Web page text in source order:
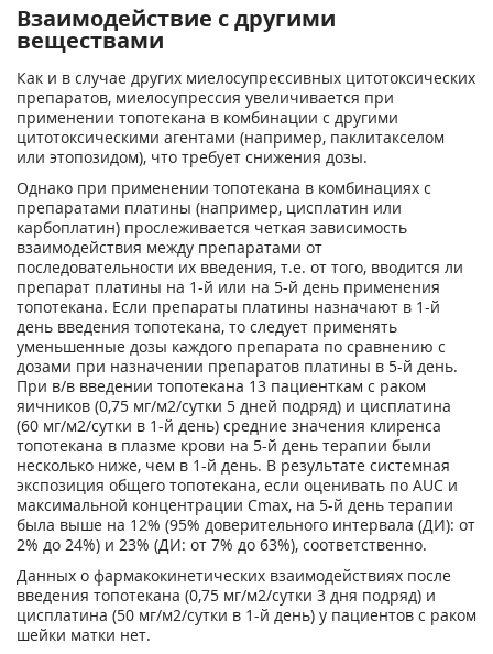
Взаимодействие с другими
веществами
Как и в случае других миелосупрессивных цитотоксических
препаратов, миелосупрессия увеличивается при
применении топотекана в комбинации с другими
цитотоксическими агентами (например, паклитакселом
или этопозидом), что требует снижения дозы.
Однако при применении топотекана в комбинациях с
препаратами платины (например, цисплатин или
карбоплатин) прослеживается четкая зависимость
взаимодействия между препаратами от
последовательности их введения, т.е. от того, вводится ли
препарат платины на 1-й или на 5-й день применения
топотекана. Если препараты платины назначают в 1-й
день введения топотекана, то следует применять
уменьшенные дозы каждого препарата по сравнению с
дозами при назначении препаратов платины в 5-й день.
При в/в введении топотекана 13 пациенткам с раком
яичников (0,75 мг/м2/сутки 5 дней подряд) и цисплатина
(60 мг/м2/сутки в 1-й день) средние значения клиренса
топотекана в плазме крови на 5-й день терапии были
несколько ниже, чем в 1-й день. В результате системная
экспозиция общего топотекана, если оценивать по AUC и
максимальной концентрации Сmах, на 5-й день терапии
была выше на 12% (95% доверительного интервала (ДИ): от
2% до 24%) и 23% (ДИ: от 7% до 63%), соответственно.
Данных о фармакокинетических взаимодействиях после
введения топотекана (0,75 мг/м2/сутки 3 дня подряд) и
цисплатина (50 мг/м2/сутки в 1-й день) у пациентов с раком
шейки матки нет.